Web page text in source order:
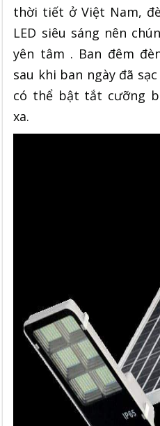
thời tiết ở Việt Nam,
LED siêu sáng nên
yên tâm . Ban đêm
sau khi ban ngày đã
có thể bật tắt cưỡng
xa.